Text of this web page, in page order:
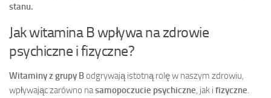
stanu.
Jak witamina B wpływa na zdrowie
psychiczne i fizyczne?
Witaminy z grupy Bodgrywają istotną rolę w naszym zdrowiu,
wpływając zarówno nasamopoczucie psychiczne, jak i fizyczne.